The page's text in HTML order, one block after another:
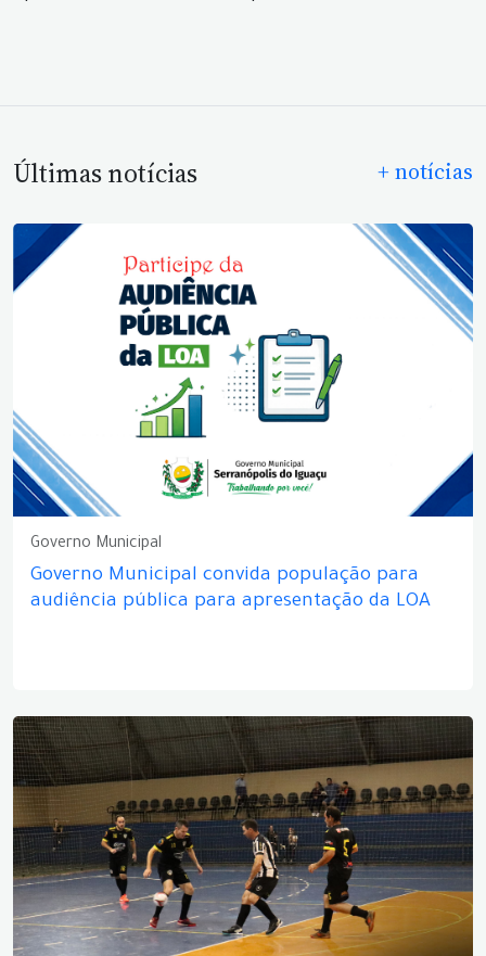
Últimas notícias + notícias
Governo Municipal
Governo Municipal convida população para
audiência pública para apresentação da LOA